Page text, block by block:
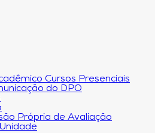
Cursos Presenciais
do DPO
Própria de Avaliação